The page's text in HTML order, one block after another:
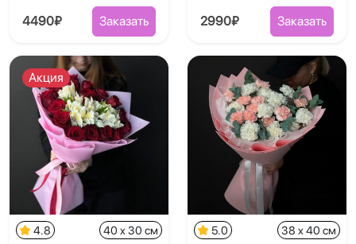
4490₽ Заказать 2990₽ Заказать
Акция
4.8 40 x 30 см 5.0 38 x 40 см